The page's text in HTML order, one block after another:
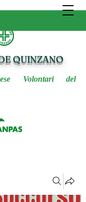
QUINZANO
Volontari del